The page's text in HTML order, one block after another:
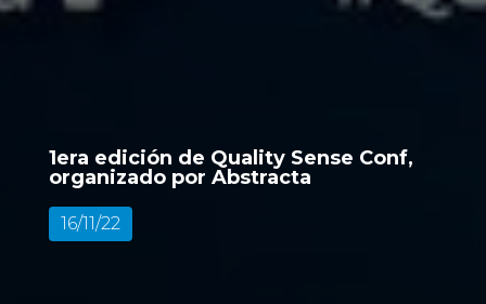
1era edición de Quality Sense Conf,
organizado por Abstracta
16/11/22